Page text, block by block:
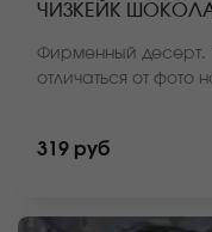
ЧИЗКЕЙК
Фирменный десерт.
отличаться от фото
319 руб